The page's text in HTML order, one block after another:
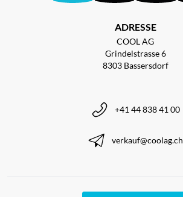
ADRESSE
COOL AG
Grindelstrasse 6
8303 Bassersdorf
+41 44 838 41 00
verkauf@coolag.ch